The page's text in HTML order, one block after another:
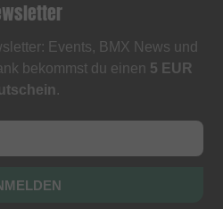
Events, BMX News und
bekommst du einen 5 EUR
.